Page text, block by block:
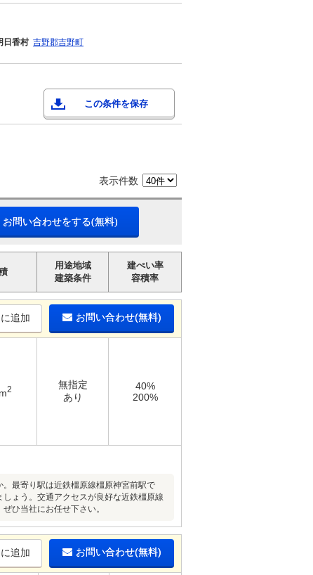
日香村 吉野郡吉野町
この条件を保存
表示件数
お問い合わせをする(無料)
用途地域
建築条件
建ぺい率
容積率
追加 お問い合わせ(無料)
2
無指定
あり
40%
200%
最寄り駅は近鉄橿原線橿原神宮前駅で
ょう。交通アクセスが良好な近鉄橿原線
ひ当社にお任せ下さい。
追加 お問い合わせ(無料)